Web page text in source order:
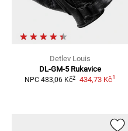
Detlev Louis
DL-GM-5 Rukavice
NPC 483,06 Kč2 434,73 Kč1